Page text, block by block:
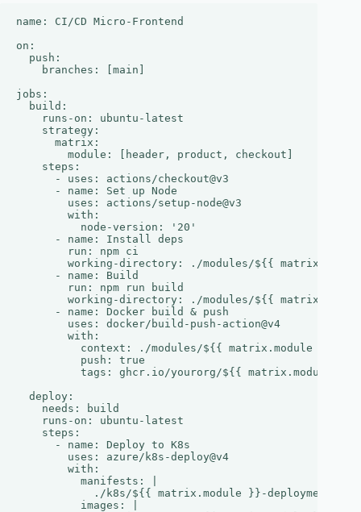
name: CI/CD Micro‑Frontend
on:
  push:
    branches: [main]
jobs:
  build:
    runs-on: ubuntu-latest
    strategy:
      matrix:
        module: [header, product, checkout]
    steps:
      - uses: actions/checkout@v3
      - name: Set up Node
        uses: actions/setup-node@v3
        with:
          node-version: '20'
      - name: Install deps
        run: npm ci
working-directory: ./modules/${{
      - name: Build
        run: npm run build
working-directory: ./modules/${{
      - name: Docker build & push
        uses: docker/build-push-action@v4
        with:
          context: ./modules/${{ matrix.module }}
          push: true
tags: ghcr.io/yourorg/${{ matrix.module
  deploy:
    needs: build
    runs-on: ubuntu-latest
    steps:
      - name: Deploy to K8s
        uses: azure/k8s-deploy@v4
        with:
          manifests: |
./k8s/${{ matrix.module }}-
          images: |